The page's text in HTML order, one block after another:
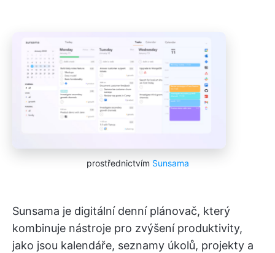
prostřednictvím Sunsama
Sunsama je digitální denní plánovač, který
kombinuje nástroje pro zvýšení produktivity,
jako jsou kalendáře, seznamy úkolů, projekty a